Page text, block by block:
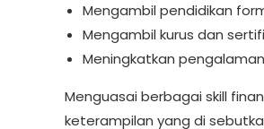
Mengambil pendidikan
Mengambil kurus dan
Meningkatkan
Menguasai berbagai skill
keterampilan yang di